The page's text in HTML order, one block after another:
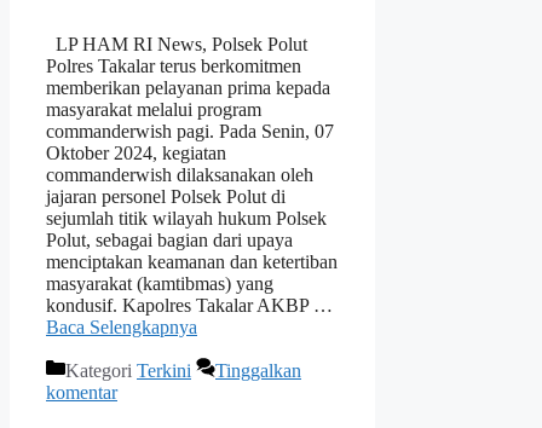
LP HAM RI News, Polsek Polut
Polres Takalar terus berkomitmen
memberikan pelayanan prima kepada
masyarakat melalui program
commanderwish pagi. Pada Senin, 07
Oktober 2024, kegiatan
commanderwish dilaksanakan oleh
jajaran personel Polsek Polut di
sejumlah titik wilayah hukum Polsek
Polut, sebagai bagian dari upaya
menciptakan keamanan dan ketertiban
masyarakat (kamtibmas) yang
kondusif. Kapolres Takalar AKBP …
Baca Selengkapnya
Kategori Terkini
Tinggalkan
komentar